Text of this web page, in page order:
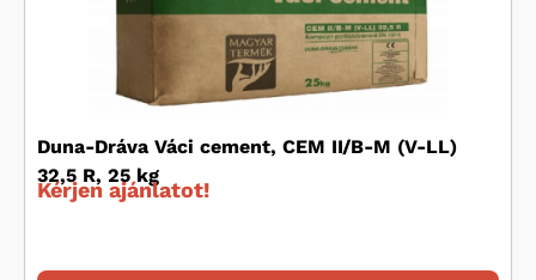
Duna-Dráva Váci cement, CEM II/B-M (V-LL)
32,5 R, 25 kg
Kérjen ajánlatot!